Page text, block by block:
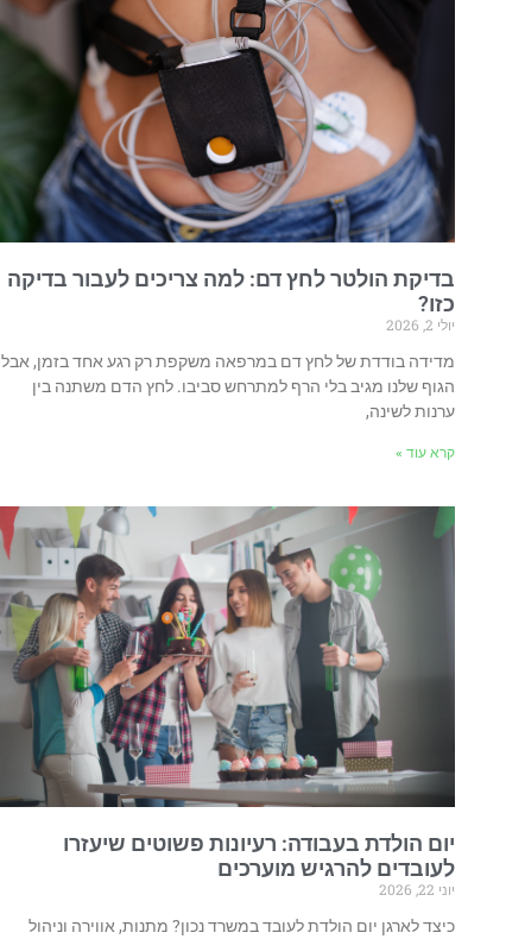
בדיקת הולטר לחץ דם: למה צריכים לעבור בדיקה
כזו?
יולי 2, 2026
מדידה בודדת של לחץ דם במרפאה משקפת רק רגע אחד בזמן, אבל
הגוף שלנו מגיב בלי הרף למתרחש סביבו. לחץ הדם משתנה בין
ערנות לשינה,
קרא עוד »
יום הולדת בעבודה: רעיונות פשוטים שיעזרו
לעובדים להרגיש מוערכים
יוני 22, 2026
כיצד לארגן יום הולדת לעובד במשרד נכון? מתנות, אווירה וניהול